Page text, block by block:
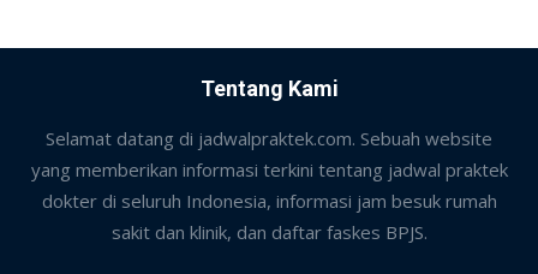
Tentang Kami
Selamat datang di jadwalpraktek.com. Sebuah website
yang memberikan informasi terkini tentang jadwal praktek
dokter di seluruh Indonesia, informasi jam besuk rumah
sakit dan klinik, dan daftar faskes BPJS.